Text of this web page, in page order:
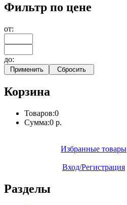
Фильтр по цене
от:
до:
Корзина
Товаров:0
Сумма:0 р.
Избранные товары
Вход/Регистрация
Разделы